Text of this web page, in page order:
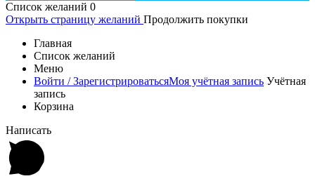
Список желаний 0
Открыть страницу желаний Продолжить покупки
Главная
Список желаний
Меню
Войти / ЗарегистрироватьсяМоя учётная запись Учётная
запись
Корзина
Написать